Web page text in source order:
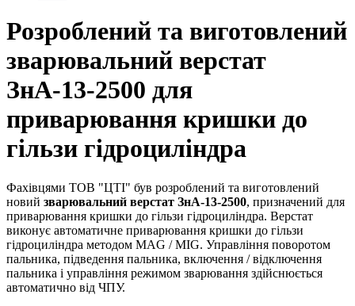
Розроблений та виготовлений
зварювальний верстат
ЗнА-13-2500 для
приварювання кришки до
гільзи гідроциліндра
Фахівцями ТОВ "ЦТІ" був розроблений та виготовлений
новий зварювальний верстат ЗнА-13-2500, призначений для
приварювання кришки до гільзи гідроциліндра. Верстат
виконує автоматичне приварювання кришки до гільзи
гідроциліндра методом MAG / MIG. Управління поворотом
пальника, підведення пальника, включення / відключення
пальника і управління режимом зварювання здійснюється
автоматично від ЧПУ.